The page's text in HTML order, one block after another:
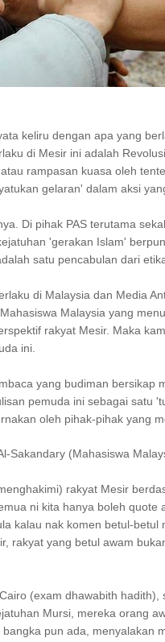
keliru dengan apa yang
di Mesir ini adalah
rampasan kuasa oleh
gelaran' dalam aksi
Di pihak PAS terutama
'gerakan Islam'
satu pencabulan dari
di Malaysia dan Media
Malaysia yang
rakyat Mesir. Maka
ini.
yang budiman bersikap
pemuda ini sebagai satu
oleh pihak-pihak yang
Sakandary (Mahasiswa
rakyat Mesir
ni kita hanya boleh
kalau nak komen betul-
rakyat yang betul awam
(exam dhawabith
Mursi, mereka orang
pun ada, menyalakan